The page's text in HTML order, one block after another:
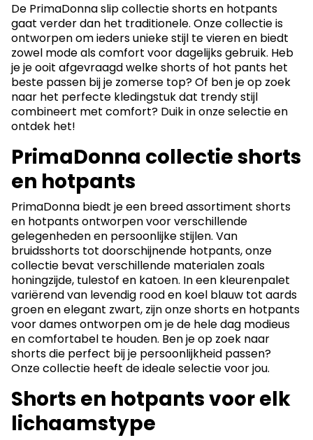
De PrimaDonna slip collectie shorts en hotpants
gaat verder dan het traditionele. Onze collectie is
ontworpen om ieders unieke stijl te vieren en biedt
zowel mode als comfort voor dagelijks gebruik. Heb
je je ooit afgevraagd welke shorts of hot pants het
beste passen bij je zomerse top? Of ben je op zoek
naar het perfecte kledingstuk dat trendy stijl
combineert met comfort? Duik in onze selectie en
ontdek het!
PrimaDonna collectie shorts
en hotpants
PrimaDonna biedt je een breed assortiment shorts
en hotpants ontworpen voor verschillende
gelegenheden en persoonlijke stijlen. Van
bruidsshorts tot doorschijnende hotpants, onze
collectie bevat verschillende materialen zoals
honingzijde, tulestof en katoen. In een kleurenpalet
variërend van levendig rood en koel blauw tot aards
groen en elegant zwart, zijn onze shorts en hotpants
voor dames ontworpen om je de hele dag modieus
en comfortabel te houden. Ben je op zoek naar
shorts die perfect bij je persoonlijkheid passen?
Onze collectie heeft de ideale selectie voor jou.
Shorts en hotpants voor elk
lichaamstype